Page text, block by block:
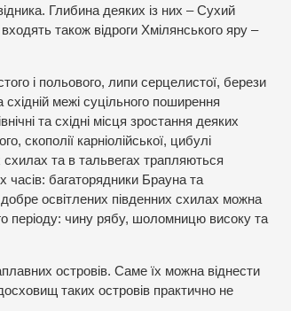
Глибина деяких із них – Сухий
також відроги Хмілянського яру –
і польового, липи серцелистої, берези
межі суцільного поширення
та східні місця зростання деяких
скополії карніолійської, цибулі
схилах та в тальвегах трапляються
часів: багаторядники Брауна та
освітлених південних схилах можна
періоду: чину рябу, шоломницю високу та
островів. Саме їх можна віднести
таких островів практично не